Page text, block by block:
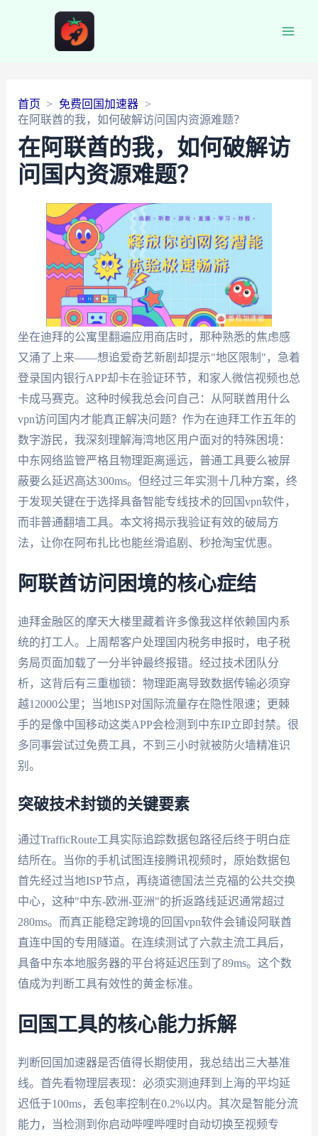
首页
免费回国加速器
在阿联酋的我，如何破解访问国内资源难题？
在阿联酋的我，如何破解访
问国内资源难题？
坐在迪拜的公寓里翻遍应用商店时，那种熟悉的焦虑感
又涌了上来——想追爱奇艺新剧却提示"地区限制"，急着
登录国内银行APP却卡在验证环节，和家人微信视频也总
卡成马赛克。这种时候我总会问自己：从阿联酋用什么
vpn访问国内才能真正解决问题？作为在迪拜工作五年的
数字游民，我深刻理解海湾地区用户面对的特殊困境：
中东网络监管严格且物理距离遥远，普通工具要么被屏
蔽要么延迟高达300ms。但经过三年实测十几种方案，终
于发现关键在于选择具备智能专线技术的回国vpn软件，
而非普通翻墙工具。本文将揭示我验证有效的破局方
法，让你在阿布扎比也能丝滑追剧、秒抢淘宝优惠。
阿联酋访问困境的核心症结
迪拜金融区的摩天大楼里藏着许多像我这样依赖国内系
统的打工人。上周帮客户处理国内税务申报时，电子税
务局页面加载了一分半钟最终报错。经过技术团队分
析，这背后有三重枷锁：物理距离导致数据传输必须穿
越12000公里；当地ISP对国际流量存在隐性限速；更棘
手的是像中国移动这类APP会检测到中东IP立即封禁。很
多同事尝试过免费工具，不到三小时就被防火墙精准识
别。
突破技术封锁的关键要素
通过TrafficRoute工具实际追踪数据包路径后终于明白症
结所在。当你的手机试图连接腾讯视频时，原始数据包
首先经过当地ISP节点，再绕道德国法兰克福的公共交换
中心，这种"中东-欧洲-亚洲"的折返路线延迟通常超过
280ms。而真正能稳定跨境的回国vpn软件会铺设阿联酋
直连中国的专用隧道。在连续测试了六款主流工具后，
具备中东本地服务器的平台将延迟压到了89ms。这个数
值成为判断工具有效性的黄金标准。
回国工具的核心能力拆解
判断回国加速器是否值得长期使用，我总结出三大基准
线。首先看物理层表现：必须实测迪拜到上海的平均延
迟低于100ms，丢包率控制在0.2%以内。其次是智能分流
能力，当检测到你启动哔哩哔哩时自动切换至视频专